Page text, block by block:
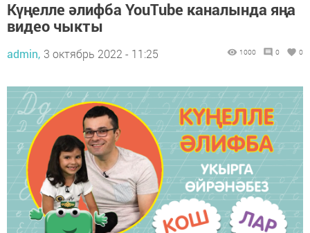
Күңелле әлифба YouTube каналында яңа
видео чыкты
admin, 3 октябрь 2022 - 11:25 1000 0 0